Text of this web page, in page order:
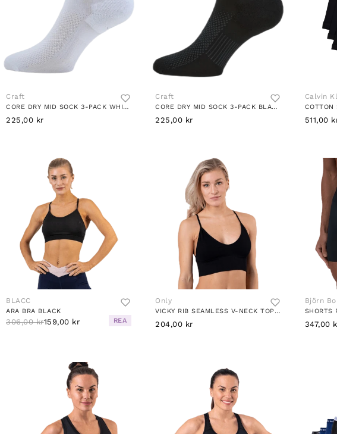
Craft
CORE DRY MID SOCK 3-PACK WHITE
225,00 kr
Craft
CORE DRY MID SOCK 3-PACK BLACK
225,00 kr
Calvin
COTTON
511,00
BLACC
ARA BRA BLACK
306,00 kr159,00 kr REA
Only
VICKY RIB SEAMLESS V-NECK TOP BLACK
204,00 kr
Björn
347,00